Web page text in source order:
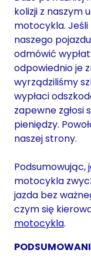
kolizji z naszym
motocykla.
naszego
odmówić
odpowiednio je
wyrządziliśmy
wypłaci
zapewne zgłosi
pieniędzy.
naszej strony.
Podsumowując,
motocykla
jazda bez
czym się
motocykla.